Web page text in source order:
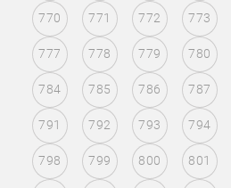
770 771 772 773
777 778 779 780
784 785 786 787
791 792 793 794
798 799 800 801